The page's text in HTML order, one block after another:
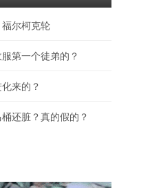
生艺术展亮相798艺术区
尔柯克轮
第一个徒弟的？
来的？
还脏？真的假的？